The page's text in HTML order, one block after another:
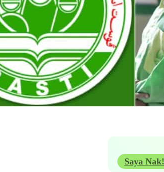
Saya Nak!